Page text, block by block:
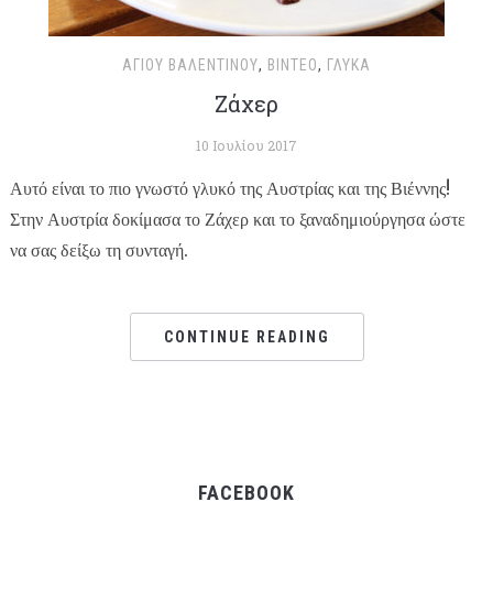
ΑΓΊΟΥ ΒΑΛΕΝΤΊΝΟΥ, ΒΊΝΤΕΟ, ΓΛΥΚΆ
Ζάχερ
10 Ιουλίου 2017
Αυτό είναι το πιο γνωστό γλυκό της Αυστρίας και της Βιέννης!
Στην Αυστρία δοκίμασα το Ζάχερ και το ξαναδημιούργησα ώστε
να σας δείξω τη συνταγή.
CONTINUE READING
FACEBOOK